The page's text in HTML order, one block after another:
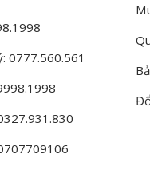
0777.560.561